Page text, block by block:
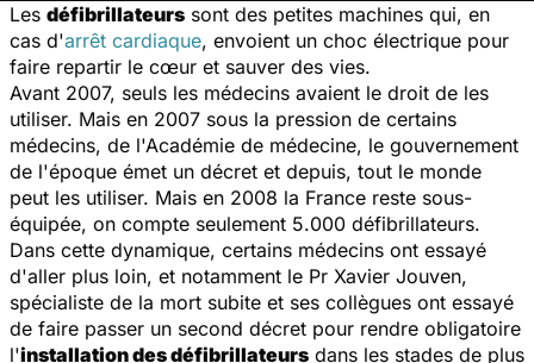
Les défibrillateurs sont des petites machines qui, en
cas d'arrêt cardiaque, envoient un choc électrique pour
faire repartir le cœur et sauver des vies.
Avant 2007, seuls les médecins avaient le droit de les
utiliser. Mais en 2007 sous la pression de certains
médecins, de l'Académie de médecine, le gouvernement
de l'époque émet un décret et depuis, tout le monde
peut les utiliser. Mais en 2008 la France reste sous-
équipée, on compte seulement 5.000 défibrillateurs.
Dans cette dynamique, certains médecins ont essayé
d'aller plus loin, et notamment le Pr Xavier Jouven,
spécialiste de la mort subite et ses collègues ont essayé
de faire passer un second décret pour rendre obligatoire
l'installation des défibrillateurs dans les stades de plus